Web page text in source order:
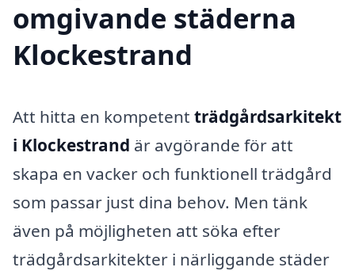
omgivande städerna
Klockestrand
Att hitta en kompetent trädgårdsarkitekt
i Klockestrand är avgörande för att
skapa en vacker och funktionell trädgård
som passar just dina behov. Men tänk
även på möjligheten att söka efter
trädgårdsarkitekter i närliggande städer